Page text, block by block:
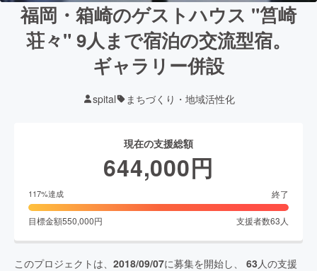
福岡・箱崎のゲストハウス "筥崎
荘々" 9人まで宿泊の交流型宿。
ギャラリー併設
spital まちづくり・地域活性化
現在の支援総額
644,000円
117%達成 終了
目標金額550,000円 支援者数63 人
このプロジェクトは、 2018/09/07に募集を開始し、 63 人の支援